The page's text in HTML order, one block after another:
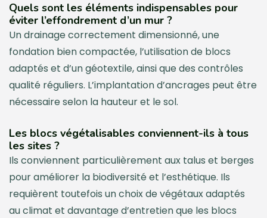
Quels sont les éléments indispensables pour
éviter l’effondrement d’un mur ?
Un drainage correctement dimensionné, une
fondation bien compactée, l’utilisation de blocs
adaptés et d’un géotextile, ainsi que des contrôles
qualité réguliers. L’implantation d’ancrages peut être
nécessaire selon la hauteur et le sol.
Les blocs végétalisables conviennent-ils à tous
les sites ?
Ils conviennent particulièrement aux talus et berges
pour améliorer la biodiversité et l’esthétique. Ils
requièrent toutefois un choix de végétaux adaptés
au climat et davantage d’entretien que les blocs